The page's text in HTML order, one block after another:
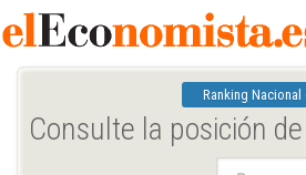
Ranking Nacional
Consulte la posición